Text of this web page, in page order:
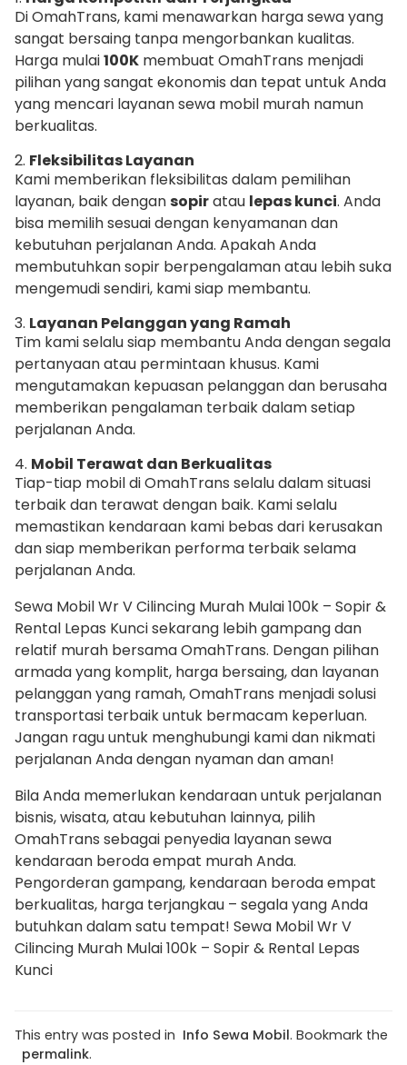
Di OmahTrans, kami menawarkan harga sewa yang
sangat bersaing tanpa mengorbankan kualitas.
Harga mulai100K membuat OmahTrans menjadi
pilihan yang sangat ekonomis dan tepat untuk Anda
yang mencari layanan sewa mobil murah namun
berkualitas.
2. Fleksibilitas Layanan
Kami memberikan fleksibilitas dalam pemilihan
layanan, baik dengansopiratau lepas kunci. Anda
bisa memilih sesuai dengan kenyamanan dan
kebutuhan perjalanan Anda. Apakah Anda
membutuhkan sopir berpengalaman atau lebih suka
mengemudi sendiri, kami siap membantu.
3. Layanan Pelanggan yang Ramah
Tim kami selalu siap membantu Anda dengan segala
pertanyaan atau permintaan khusus. Kami
mengutamakan kepuasan pelanggan dan berusaha
memberikan pengalaman terbaik dalam setiap
perjalanan Anda.
4. Mobil Terawat dan Berkualitas
Tiap-tiap mobil di OmahTrans selalu dalam situasi
terbaik dan terawat dengan baik. Kami selalu
memastikan kendaraan kami bebas dari kerusakan
dan siap memberikan performa terbaik selama
perjalanan Anda.
Sewa Mobil Wr V Cilincing Murah Mulai 100k – Sopir &
Rental Lepas Kunci sekarang lebih gampang dan
relatif murah bersama OmahTrans. Dengan pilihan
armada yang komplit, harga bersaing, dan layanan
pelanggan yang ramah, OmahTrans menjadi solusi
transportasi terbaik untuk bermacam keperluan.
Jangan ragu untuk menghubungi kami dan nikmati
perjalanan Anda dengan nyaman dan aman!
Bila Anda memerlukan kendaraan untuk perjalanan
bisnis, wisata, atau kebutuhan lainnya, pilih
OmahTrans sebagai penyedia layanan sewa
kendaraan beroda empat murah Anda.
Pengorderan gampang, kendaraan beroda empat
berkualitas, harga terjangkau – segala yang Anda
butuhkan dalam satu tempat! Sewa Mobil Wr V
Cilincing Murah Mulai 100k – Sopir & Rental Lepas
Kunci
This entry was posted in Info Sewa Mobil. Bookmark the
permalink.